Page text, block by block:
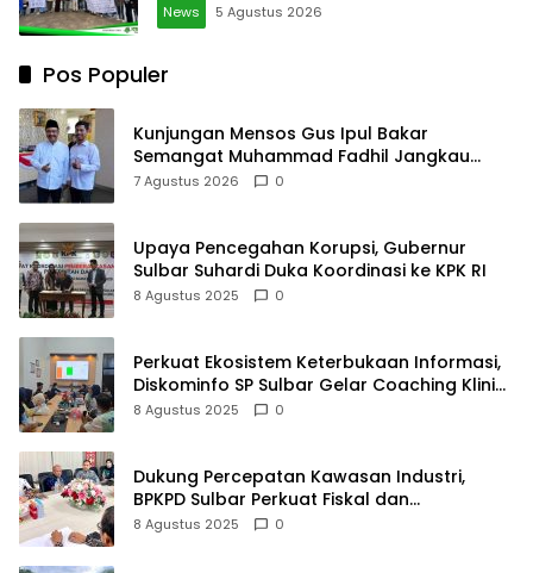
News 5 Agustus 2026
Pos Populer
Kunjungan Mensos Gus Ipul Bakar
Semangat Muhammad Fadhil Jangkau
Anak Keluarga Sangat Kurang Mampu
7 Agustus 2026 0
Upaya Pencegahan Korupsi, Gubernur
Sulbar Suhardi Duka Koordinasi ke KPK RI
8 Agustus 2025 0
Perkuat Ekosistem Keterbukaan Informasi,
Diskominfo SP Sulbar Gelar Coaching Klinik
PPID
8 Agustus 2025 0
Dukung Percepatan Kawasan Industri,
BPKPD Sulbar Perkuat Fiskal dan
Perencanaan Pendapatan
8 Agustus 2025 0